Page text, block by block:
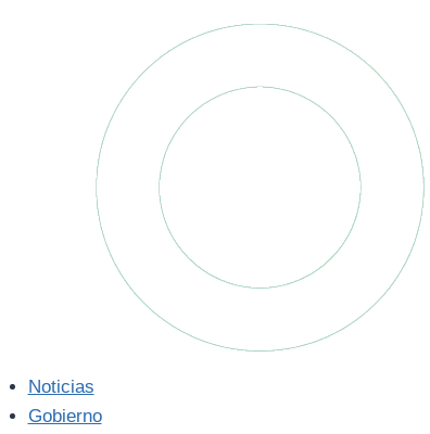
Noticias
Gobierno